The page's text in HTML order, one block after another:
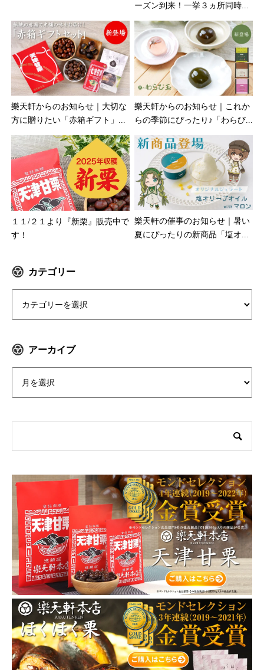
ーズン到来！一挙３ヵ所同時...
樂天軒からのお知らせ｜大切な
方に贈りたい「赤箱ギフト」...
樂天軒からのお知らせ｜これか
らの季節にぴったり♪「わらび...
１１/２１より『新栗』販売中で
す！
樂天軒の催事のお知らせ｜暑い
夏にぴったりの新商品「塩オ...
カテゴリー
アーカイブ